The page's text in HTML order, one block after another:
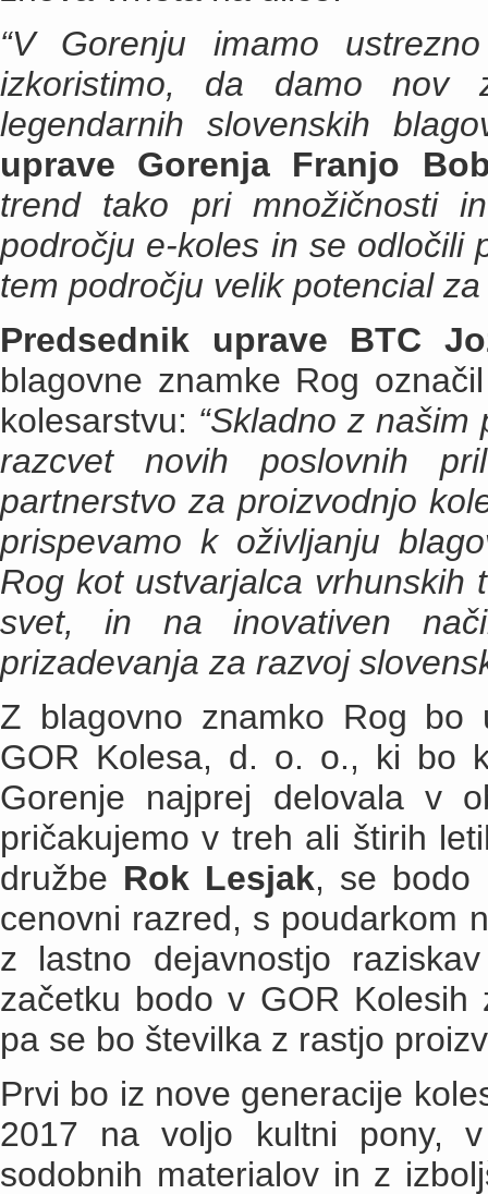
“V Gorenju imamo
izkoristimo, da damo
legendarnih slovenskih
uprave Gorenja Franjo
trend tako pri množičnosti
področju e-koles in se odločili
tem področju velik potencial
Predsednik uprave BTC
blagovne znamke Rog
kolesarstvu: “Skladno z
razcvet novih poslovnih
partnerstvo za proizvodnjo
prispevamo k oživljanju
Rog kot ustvarjalca vrhunskih
svet, in na inovativen
prizadevanja za razvoj
Z blagovno znamko Rog bo
GOR Kolesa, d. o. o., ki bo
Gorenje najprej delovala v
pričakujemo v treh ali štirih
družbe Rok Lesjak, se bodo
cenovni razred, s poudarkom
z lastno dejavnostjo
začetku bodo v GOR Kolesih
pa se bo številka z rastjo
Prvi bo iz nove generacije
2017 na voljo kultni pony,
sodobnih materialov in z